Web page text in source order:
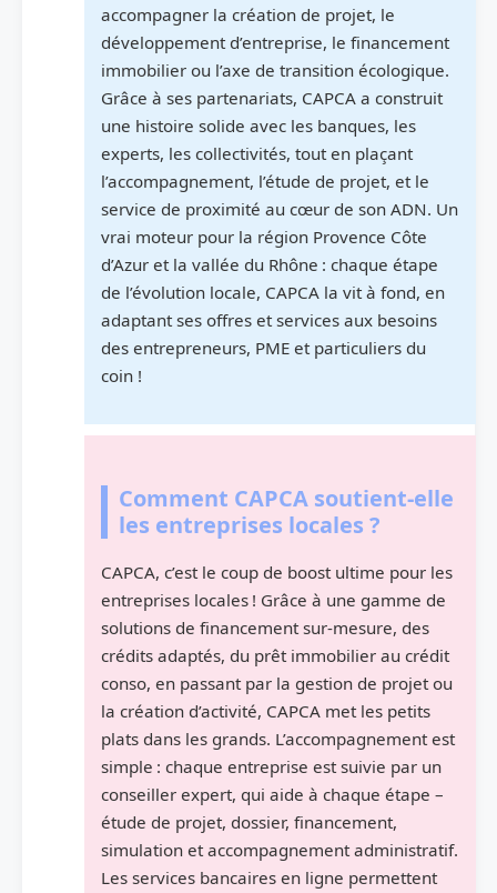
accompagner la création de projet, le
développement d’entreprise, le financement
immobilier ou l’axe de transition écologique.
Grâce à ses partenariats, CAPCA a construit
une histoire solide avec les banques, les
experts, les collectivités, tout en plaçant
l’accompagnement, l’étude de projet, et le
service de proximité au cœur de son ADN. Un
vrai moteur pour la région Provence Côte
d’Azur et la vallée du Rhône : chaque étape
de l’évolution locale, CAPCA la vit à fond, en
adaptant ses offres et services aux besoins
des entrepreneurs, PME et particuliers du
coin !
Comment CAPCA soutient-elle
les entreprises locales ?
CAPCA, c’est le coup de boost ultime pour les
entreprises locales ! Grâce à une gamme de
solutions de financement sur-mesure, des
crédits adaptés, du prêt immobilier au crédit
conso, en passant par la gestion de projet ou
la création d’activité, CAPCA met les petits
plats dans les grands. L’accompagnement est
simple : chaque entreprise est suivie par un
conseiller expert, qui aide à chaque étape –
étude de projet, dossier, financement,
simulation et accompagnement administratif.
Les services bancaires en ligne permettent